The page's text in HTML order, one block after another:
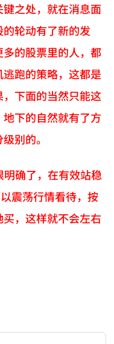
之处，就在消息面
轮动有了新的发
的股票里的人，都
跑的策略，这都是
下面的当然只能这
下的自然就有了方
别的。
确了，在有效站稳
震荡行情看待，按
，这样就不会左右